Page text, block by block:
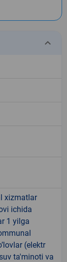
keyboard_arrow_down
xizmatlar
ichida
1 yilga
(elektr
ta'minoti va